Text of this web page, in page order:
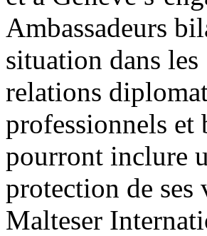
Ambassadeurs
situation dans les
relations
professionnels et
pourront inclure
protection de
Malteser